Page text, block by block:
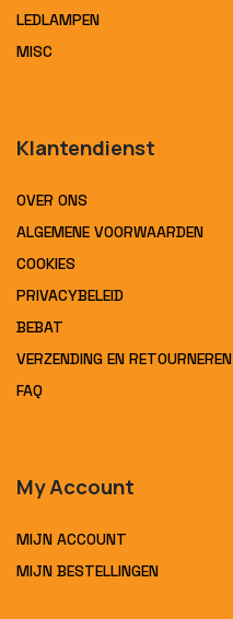
LEDLAMPEN
MISC
Klantendienst
OVER ONS
ALGEMENE VOORWAARDEN
COOKIES
PRIVACYBELEID
BEBAT
VERZENDING EN RETOURNEREN
FAQ
My Account
MIJN ACCOUNT
MIJN BESTELLINGEN